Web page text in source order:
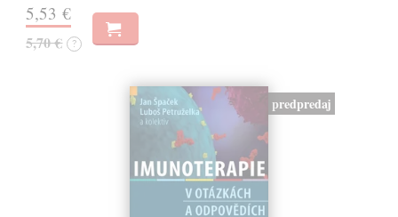
5,53 €
5,70 € ?
predpredaj